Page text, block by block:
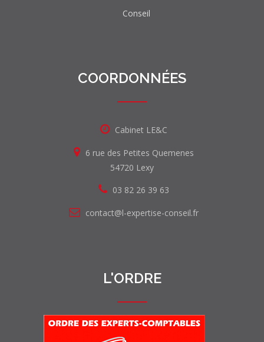
Conseil
COORDONNÉES
Cabinet LE&C
6 rue des Petites Quemenes
54720 Lexy
03 82 26 39 63
contact@l-expertise-conseil.fr
L'ORDRE